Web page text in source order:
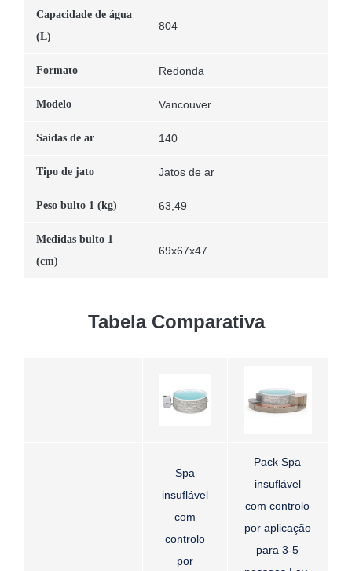
Capacidade de água
(L)
804
Formato Redonda
Modelo Vancouver
Saídas de ar 140
Tipo de jato Jatos de ar
Peso bulto 1 (kg) 63,49
Medidas bulto 1
(cm)
69x67x47
Tabela Comparativa
Spa
insuflável
com
controlo
por
Pack Spa
insuflável
com controlo
por aplicação
para 3-5